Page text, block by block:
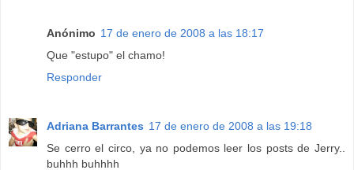
Anónimo 17 de enero de 2008 a las 18:17
Que "estupo" el chamo!
Responder
Adriana Barrantes 17 de enero de 2008 a las 19:18
Se cerro el circo, ya no podemos leer los posts de Jerry..
buhhh buhhhh